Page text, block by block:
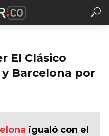
El Clásico
Barcelona por
igualó con el